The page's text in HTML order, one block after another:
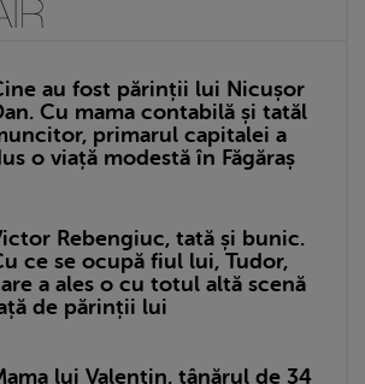
au fost părinții lui Nicușor
Cu mama contabilă și tatăl
primarul capitalei a
o viață modestă în Făgăraș
Rebengiuc, tată și bunic.
ce se ocupă fiul lui, Tudor,
a ales o cu totul altă scenă
de părinții lui
lui Valentin, tânărul de 34